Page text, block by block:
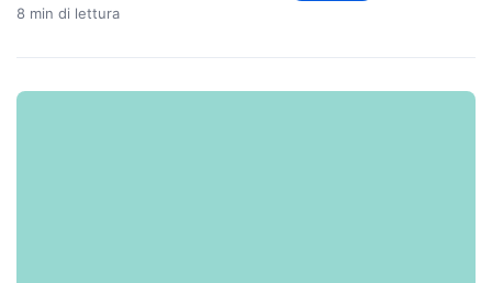
8 min di lettura